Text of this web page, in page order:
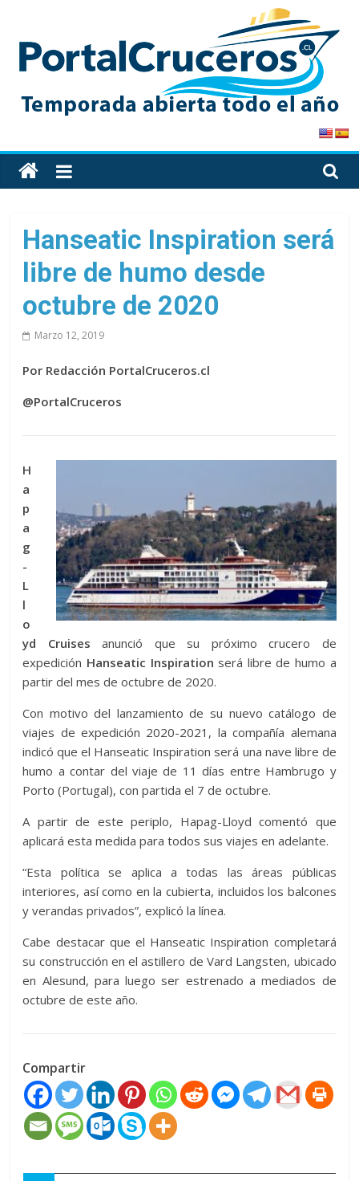
content
PortalCruceros
Toda
la
de
cruceros
un
solo
Hanseatic Inspiration será
libre de humo desde
octubre de 2020
Marzo 12, 2019
Por Redacción PortalCruceros.cl
@PortalCruceros
H
a
p
a
g
-
L
l
o
yd Cruises anunció que su próximo crucero de
expedición Hanseatic Inspiration será libre de humo a
partir del mes de octubre de 2020.
Con motivo del lanzamiento de su nuevo catálogo de
viajes de expedición 2020-2021, la compañía alemana
indicó que el Hanseatic Inspiration será una nave libre de
humo a contar del viaje de 11 días entre Hambrugo y
Porto (Portugal), con partida el 7 de octubre.
A partir de este periplo, Hapag-Lloyd comentó que
aplicará esta medida para todos sus viajes en adelante.
“Esta política se aplica a todas las áreas públicas
interiores, así como en la cubierta, incluidos los balcones
y verandas privados”, explicó la línea.
Cabe destacar que el Hanseatic Inspiration completará
su construcción en el astillero de Vard Langsten, ubicado
en Alesund, para luego ser estrenado a mediados de
octubre de este año.
Compartir